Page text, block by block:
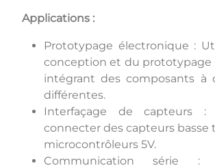
Applications :
Prototypage électronique :
conception et du prototypage
intégrant des composants à
différentes.
Interfaçage de capteurs :
connecter des capteurs basse
microcontrôleurs 5V.
Communication série :